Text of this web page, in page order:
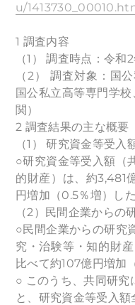
u/
1 調査内容
（1） 調査時点：令和
（2） 調査対象：国
国公私立高等専門学
関）
2 調査結果の主な概要
（1） 研究資金等受入
○研究資金等受入額（
的財産）は、約3,481
円増加（0.5％増）した
（2）民間企業からの
○民間企業からの研究
究・治験等・知的財
比べて約107億円増加
○ このうち、共同研究
と、研究資金等受入額